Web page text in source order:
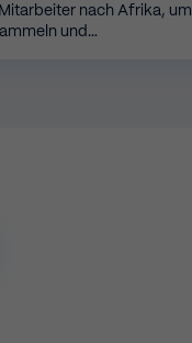
nach Afrika, um
und…